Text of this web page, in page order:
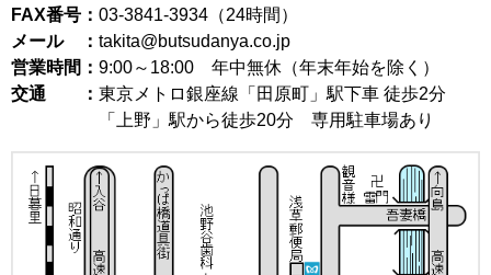
FAX番号： 03-3841-3934（24時間）
メール ： takita@butsudanya.co.jp
営業時間： 9:00～18:00 年中無休（年末年始を除く）
交通 ： 東京メトロ銀座線「田原町」駅下車 徒歩2分
「上野」駅から徒歩20分 専用駐車場あり